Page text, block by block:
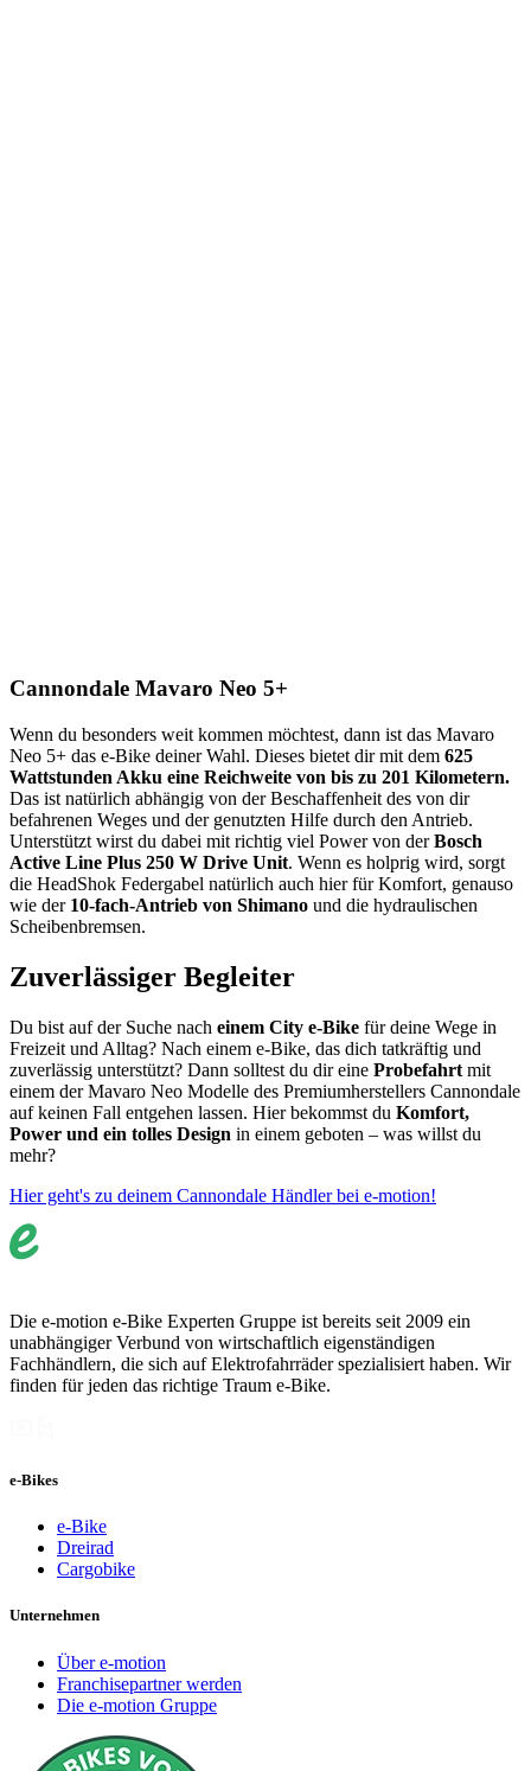
Cannondale Mavaro Neo 5+
Wenn du besonders weit kommen möchtest, dann ist das Mavaro
Neo 5+ das e-Bike deiner Wahl. Dieses bietet dir mit dem 625
Wattstunden Akku eine Reichweite von bis zu 201 Kilometern.
Das ist natürlich abhängig von der Beschaffenheit des von dir
befahrenen Weges und der genutzten Hilfe durch den Antrieb.
Unterstützt wirst du dabei mit richtig viel Power von derBosch
Active Line Plus 250 W Drive Unit. Wenn es holprig wird, sorgt
die HeadShok Federgabel natürlich auch hier für Komfort, genauso
wie der 10-fach-Antrieb von Shimano und die hydraulischen
Scheibenbremsen.
Zuverlässiger Begleiter
Du bist auf der Suche nach einem City e-Bike für deine Wege in
Freizeit und Alltag? Nach einem e-Bike, das dich tatkräftig und
zuverlässig unterstützt? Dann solltest du dir eine Probefahrt mit
einem der Mavaro Neo Modelle des Premiumherstellers Cannondale
auf keinen Fall entgehen lassen. Hier bekommst du Komfort,
Power und ein tolles Design in einem geboten – was willst du
mehr?
Hier geht's zu deinem Cannondale Händler bei e-motion!
Die e-motion e-Bike Experten Gruppe ist bereits seit 2009 ein
unabhängiger Verbund von wirtschaftlich eigenständigen
Fachhändlern, die sich auf Elektrofahrräder spezialisiert haben. Wir
finden für jeden das richtige Traum e-Bike.
e-Bikes
e-Bike
Dreirad
Cargobike
Unternehmen
Über e-motion
Franchisepartner werden
Die e-motion Gruppe